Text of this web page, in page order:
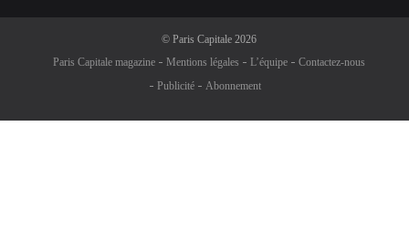
© Paris Capitale2026
Paris Capitale magazine
Mentions légales L’équipe
Contactez-nous
Publicité
Abonnement